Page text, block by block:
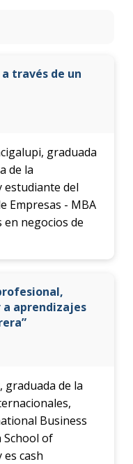
través de un
graduada
de la
estudiante del
Empresas - MBA
en negocios de
aprendizajes
graduada de la
Business
School of
es cash